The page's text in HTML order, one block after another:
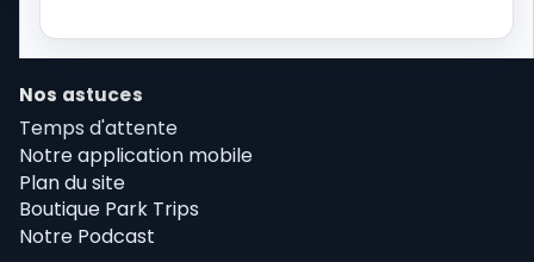
Nos astuces
Temps d'attente
Notre application mobile
Plan du site
Boutique Park Trips
Notre Podcast